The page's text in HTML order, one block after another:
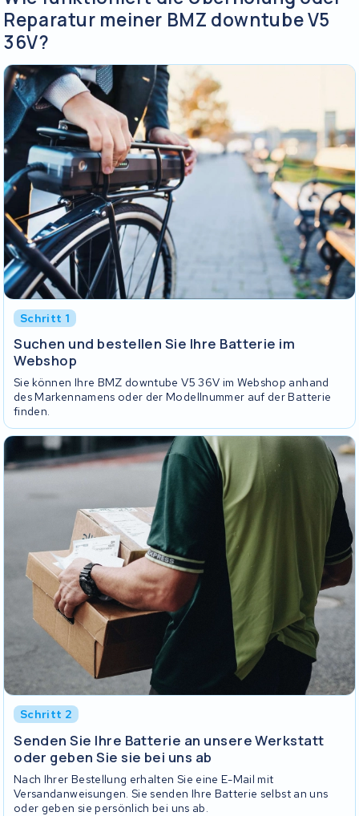
Reparatur meiner BMZ downtube V5
36V?
Schritt 1
Suchen und bestellen Sie Ihre Batterie im
Webshop
Sie können Ihre BMZ downtube V5 36V im Webshop anhand
des Markennamens oder der Modellnummer auf der Batterie
finden.
Schritt 2
Senden Sie Ihre Batterie an unsere Werkstatt
oder geben Sie sie bei uns ab
Nach Ihrer Bestellung erhalten Sie eine E-Mail mit
Versandanweisungen. Sie senden Ihre Batterie selbst an uns
oder geben sie persönlich bei uns ab.